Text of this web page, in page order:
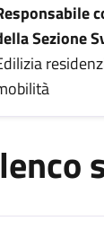
Sezione